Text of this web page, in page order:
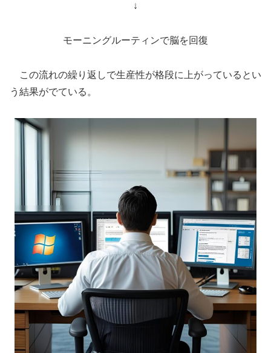
↓
モーニングルーティンで脳を回復
この流れの繰り返しで生産性が格段に上がっているとい
う結果がでている。